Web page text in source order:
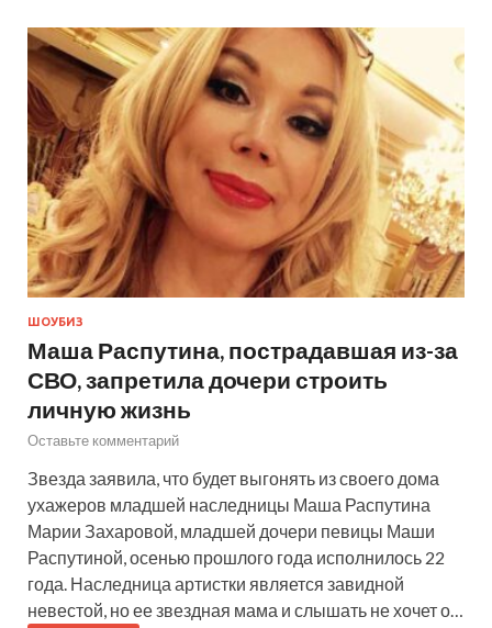
ШОУБИЗ
Маша Распутина, пострадавшая из-за
СВО, запретила дочери строить
личную жизнь
Оставьте комментарий
Звезда заявила, что будет выгонять из своего дома
ухажеров младшей наследницы Маша Распутина
Марии Захаровой, младшей дочери певицы Маши
Распутиной, осенью прошлого года исполнилось 22
года. Наследница артистки является завидной
невестой, но ее звездная мама и слышать не хочет о…